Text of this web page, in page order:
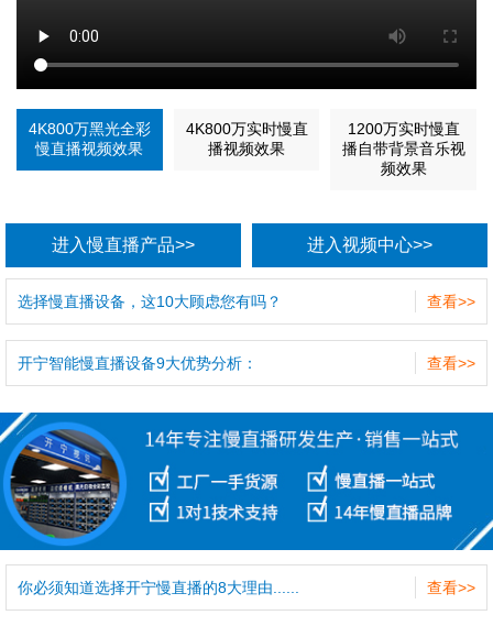
4K800万黑光全彩
慢直播视频效果
4K800万实时慢直
播视频效果
1200万实时慢直
播自带背景音乐视
频效果
进入慢直播产品>> 进入视频中心>>
查看>>
选择慢直播设备，这10大顾虑您有吗？
查看>>
开宁智能慢直播设备9大优势分析：
查看>>
你必须知道选择开宁慢直播的8大理由......